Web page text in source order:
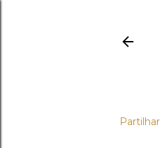
Partilhar